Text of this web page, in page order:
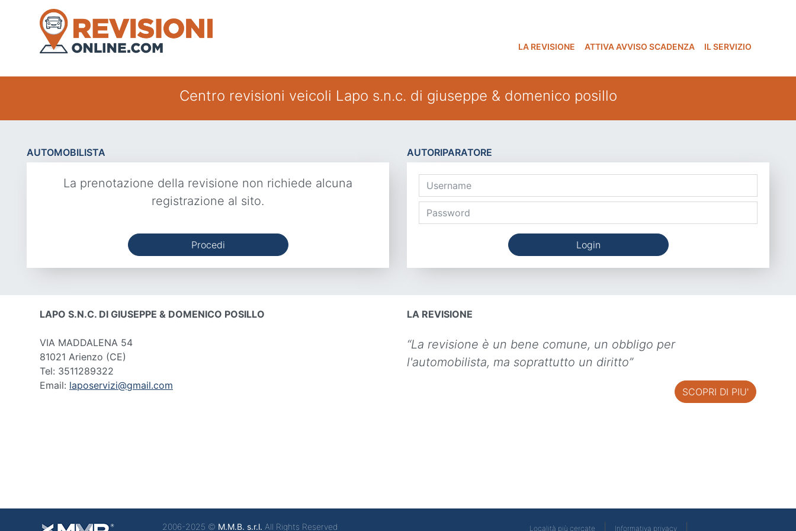
LA REVISIONE ATTIVA AVVISO SCADENZA IL SERVIZIO
Centro revisioni veicoli Lapo s.n.c. di giuseppe & domenico posillo
AUTOMOBILISTA
La prenotazione della revisione non richiede alcuna
registrazione al sito.
Procedi
AUTORIPARATORE
Login
LAPO S.N.C. DI GIUSEPPE & DOMENICO POSILLO
VIA MADDALENA 54
81021 Arienzo (CE)
Tel: 3511289322
Email: laposervizi@gmail.com
LA REVISIONE
“La revisione è un bene comune, un obbligo per
l'automobilista, ma soprattutto un diritto”
SCOPRI DI PIU'
2006-2025 © M.M.B. s.r.l. All Rights Reserved Località più cercate Informativa privacy